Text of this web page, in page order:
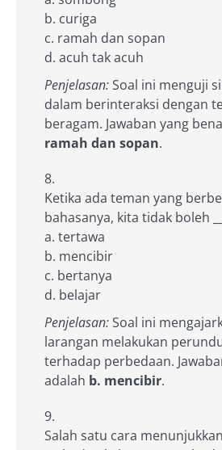
b. curiga
c. ramah dan sopan
d. acuh tak acuh
Penjelasan:Soal ini menguji
dalam berinteraksi dengan
beragam. Jawaban yang
ramah dan sopan.
Ketika ada teman yang
bahasanya, kita tidak boleh
a. tertawa
b. mencibir
c. bertanya
d. belajar
Penjelasan:Soal ini
larangan melakukan
terhadap perbedaan.
adalah b. mencibir.
Salah satu cara